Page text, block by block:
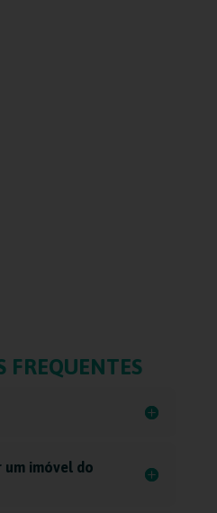
FREQUENTES
um imóvel do